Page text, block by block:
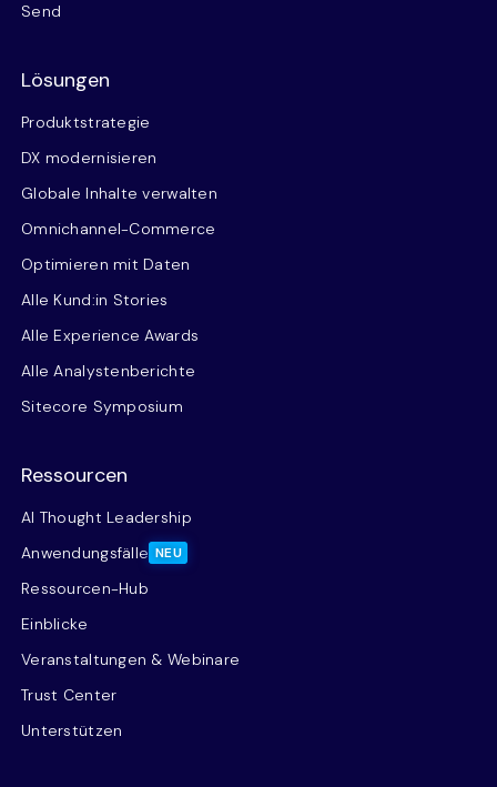
Send
Lösungen
Produktstrategie
DX modernisieren
Globale Inhalte verwalten
Omnichannel-Commerce
Optimieren mit Daten
Alle Kund:in Stories
Alle Experience Awards
Alle Analystenberichte
Sitecore Symposium
Ressourcen
AI Thought Leadership
Anwendungsfälle NEU
Ressourcen-Hub
Einblicke
Veranstaltungen & Webinare
Trust Center
Unterstützen